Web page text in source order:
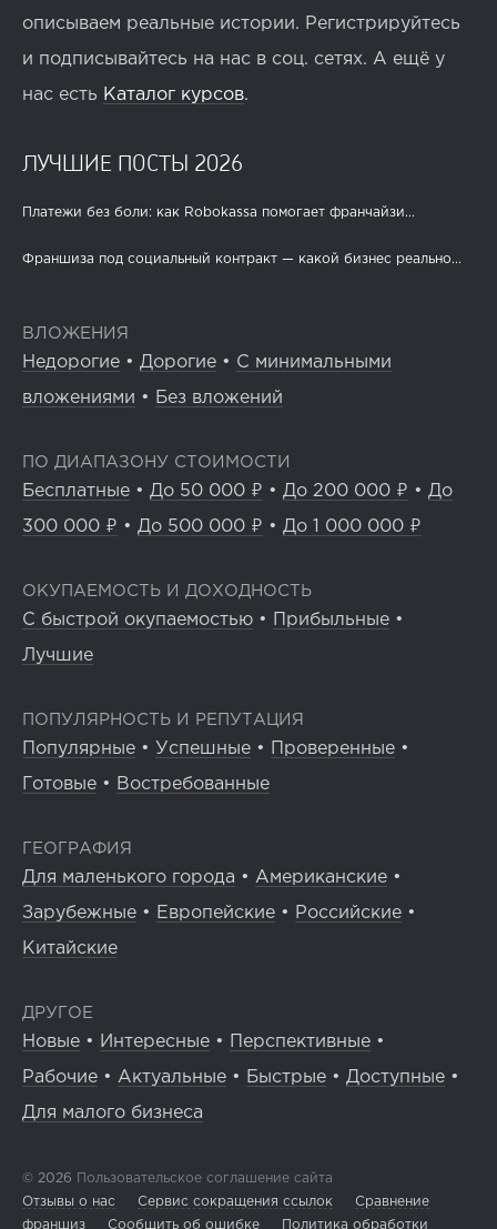
описываем реальные истории. Регистрируйтесь
и подписывайтесь на нас в соц. сетях. А ещё у
нас есть Каталог курсов.
ЛУЧШИЕ ПОСТЫ 2026
Платежи без боли: как Robokassa помогает франчайзи...
Франшиза под социальный контракт — какой бизнес реально...
ВЛОЖЕНИЯ
Недорогие • Дорогие • С минимальными
вложениями • Без вложений
ПО ДИАПАЗОНУ СТОИМОСТИ
Бесплатные • До 50 000 ₽ • До 200 000 ₽ • До
300 000 ₽ • До 500 000 ₽ • До 1 000 000 ₽
ОКУПАЕМОСТЬ И ДОХОДНОСТЬ
С быстрой окупаемостью • Прибыльные •
Лучшие
ПОПУЛЯРНОСТЬ И РЕПУТАЦИЯ
Популярные • Успешные • Проверенные •
Готовые • Востребованные
ГЕОГРАФИЯ
Для маленького города • Американские •
Зарубежные • Европейские • Российские •
Китайские
ДРУГОЕ
Новые • Интересные • Перспективные •
Рабочие • Актуальные • Быстрые • Доступные •
Для малого бизнеса
© 2026 Пользовательское соглашение сайта
Отзывы о нас
Сервис сокращения ссылок
Сравнение
франшиз
Сообщить об ошибке Политика обработки